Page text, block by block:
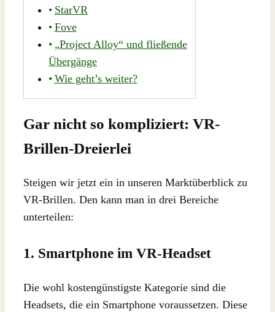
StarVR
Fove
„Project Alloy“ und fließende
Übergänge
Wie geht’s weiter?
Gar nicht so kompliziert: VR-
Brillen-Dreierlei
Steigen wir jetzt ein in unseren Marktüberblick zu
VR-Brillen. Den kann man in drei Bereiche
unterteilen:
1. Smartphone im VR-Headset
Die wohl kostengünstigste Kategorie sind die
Headsets, die ein Smartphone voraussetzen. Diese